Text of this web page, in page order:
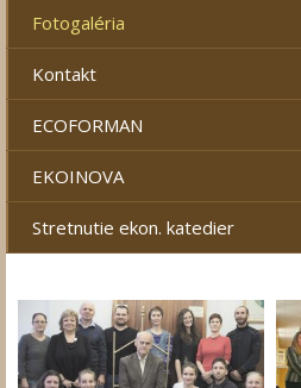
Fotogaléria
Kontakt
ECOFORMAN
EKOINOVA
Stretnutie ekon. katedier